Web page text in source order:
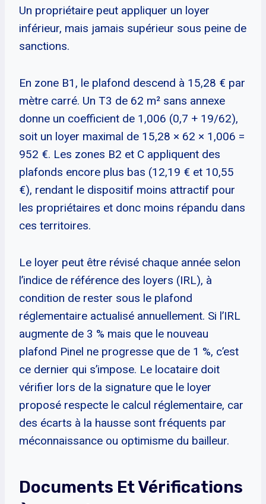
Un propriétaire peut appliquer un loyer
inférieur, mais jamais supérieur sous peine de
sanctions.
En zone B1, le plafond descend à 15,28 € par
mètre carré. Un T3 de 62 m² sans annexe
donne un coefficient de 1,006 (0,7 + 19/62),
soit un loyer maximal de 15,28 × 62 × 1,006 =
952 €. Les zones B2 et C appliquent des
plafonds encore plus bas (12,19 € et 10,55
€), rendant le dispositif moins attractif pour
les propriétaires et donc moins répandu dans
ces territoires.
Le loyer peut être révisé chaque année selon
l’indice de référence des loyers (IRL), à
condition de rester sous le plafond
réglementaire actualisé annuellement. Si l’IRL
augmente de 3 % mais que le nouveau
plafond Pinel ne progresse que de 1 %, c’est
ce dernier qui s’impose. Le locataire doit
vérifier lors de la signature que le loyer
proposé respecte le calcul réglementaire, car
des écarts à la hausse sont fréquents par
méconnaissance ou optimisme du bailleur.
Documents Et Vérifications